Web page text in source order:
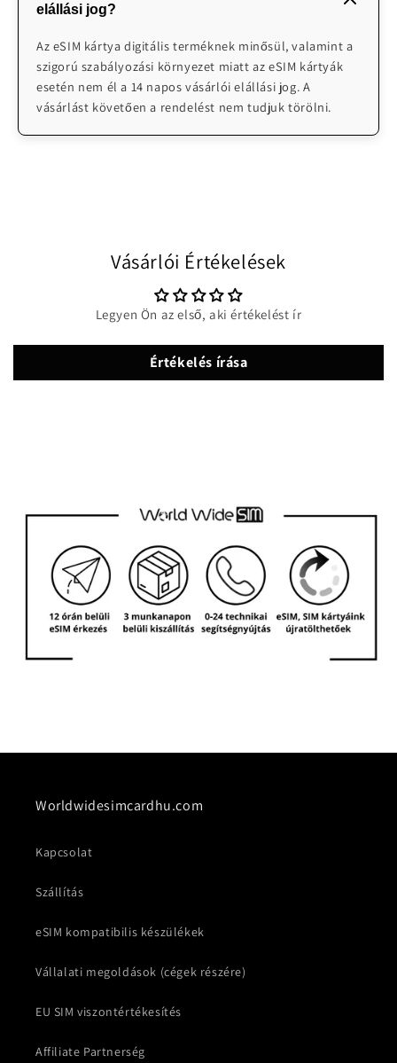
emailben H-V 08:00-24:00 elérhetőek vagyunk
elállási jog?
Az eSIM kártya digitális terméknek minősül, valamint a
szigorú szabályozási környezet miatt az eSIM kártyák
esetén nem él a 14 napos vásárlói elállási jog. A
vásárlást követően a rendelést nem tudjuk törölni.
Vásárlói Értékelések
Legyen Ön az első, aki értékelést ír
Értékelés írása
Worldwidesimcardhu.com
Kapcsolat
Szállítás
eSIM kompatibilis készülékek
Vállalati megoldások (cégek részére)
EU SIM viszontértékesítés
Affiliate Partnerség